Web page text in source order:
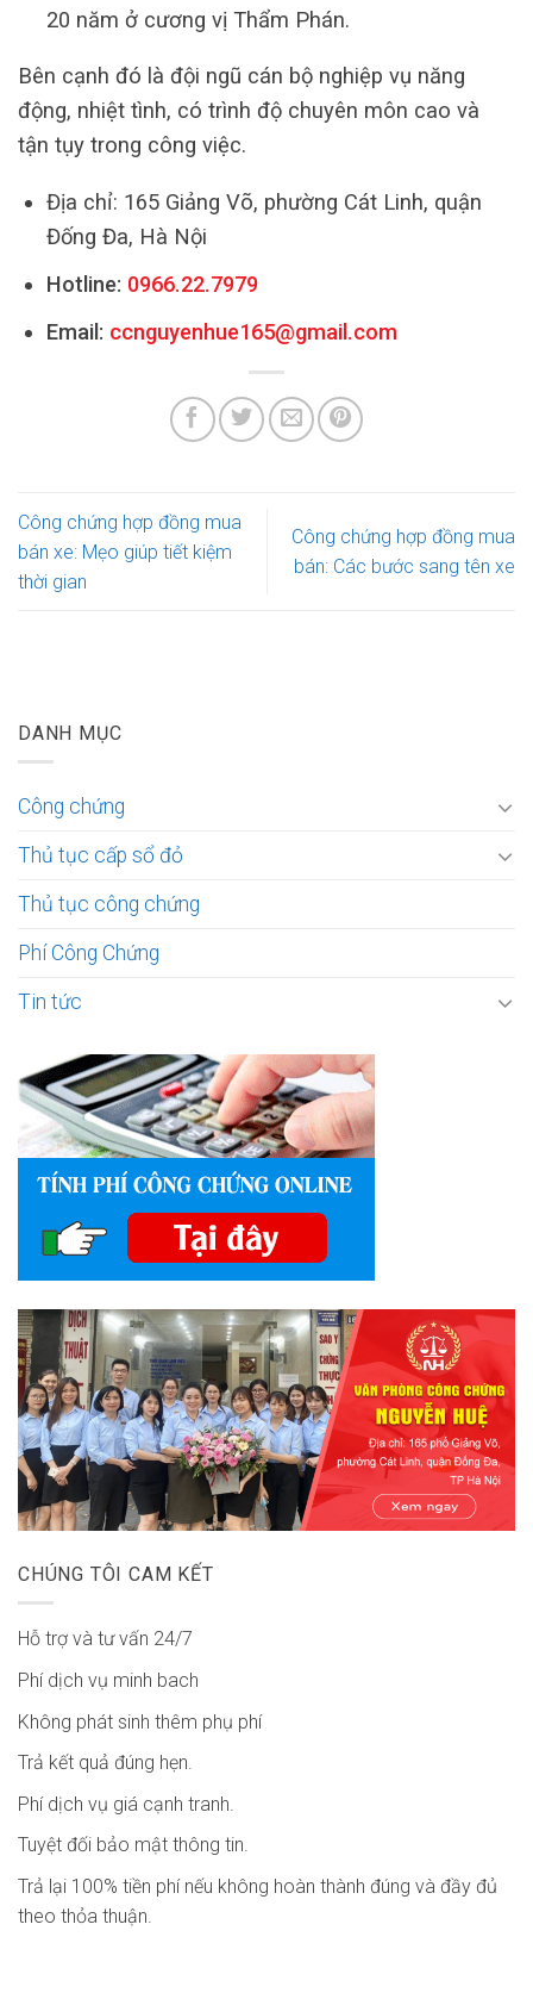
20 năm ở cương vị Thẩm Phán.
Bên cạnh đó là đội ngũ cán bộ nghiệp vụ năng
động, nhiệt tình, có trình độ chuyên môn cao và
tận tụy trong công việc.
Địa chỉ: 165 Giảng Võ, phường Cát Linh, quận
Đống Đa, Hà Nội
Hotline: 0966.22.7979
Email: ccnguyenhue165@gmail.com
Công chứng hợp đồng mua
bán xe: Mẹo giúp tiết kiệm
thời gian
Công chứng hợp đồng mua
bán: Các bước sang tên xe
DANH MỤC
Công chứng
Thủ tục cấp sổ đỏ
Thủ tục công chứng
Phí Công Chứng
Tin tức
CHÚNG TÔI CAM KẾT
Hỗ trợ và tư vấn 24/7
Phí dịch vụ minh bach
Không phát sinh thêm phụ phí
Trả kết quả đúng hẹn.
Phí dịch vụ giá cạnh tranh.
Tuyệt đối bảo mật thông tin.
Trả lại 100% tiền phí nếu không hoàn thành đúng và đầy đủ
theo thỏa thuận.